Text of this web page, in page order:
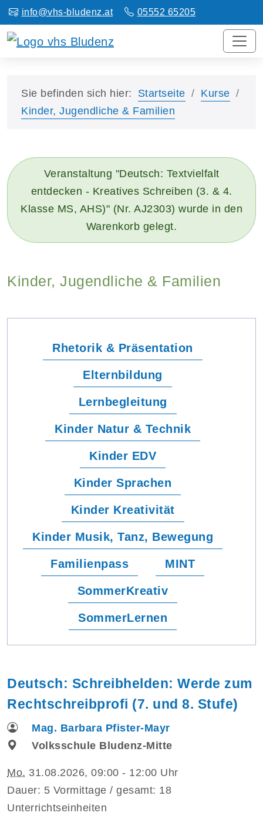
info@vhs-bludenz.at 05552 65205
Sie befinden sich hier: Startseite
Kurse
Kinder, Jugendliche & Familien
Veranstaltung "Deutsch: Textvielfalt
entdecken - Kreatives Schreiben (3. & 4.
Klasse MS, AHS)" (Nr. AJ2303) wurde in den
Warenkorb gelegt.
Kinder, Jugendliche & Familien
Rhetorik & Präsentation
Elternbildung
Lernbegleitung
Kinder Natur & Technik
Kinder EDV
Kinder Sprachen
Kinder Kreativität
Kinder Musik, Tanz, Bewegung
Familienpass MINT
SommerKreativ
SommerLernen
Deutsch: Schreibhelden: Werde zum
Rechtschreibprofi (7. und 8. Stufe)
Mag. Barbara Pfister-Mayr
Volksschule Bludenz-Mitte
Mo. 31.08.2026, 09:00 - 12:00 Uhr
Dauer: 5 Vormittage / gesamt: 18
Unterrichtseinheiten